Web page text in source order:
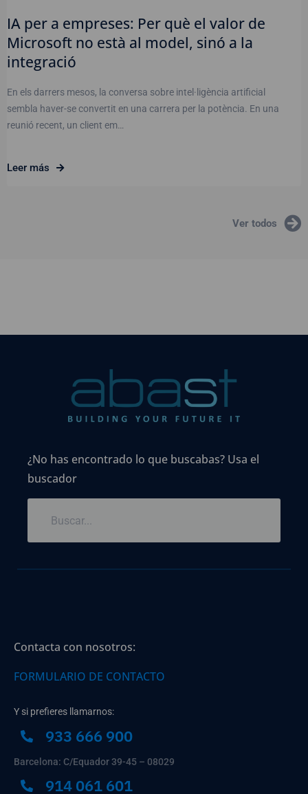
IA per a empreses: Per què el valor de
Microsoft no està al model, sinó a la
integració
En els darrers mesos, la conversa sobre intel·ligència artificial
sembla haver-se convertit en una carrera per la potència. En una
reunió recent, un client em…
Leer más
Ver todos
¿No has encontrado lo que buscabas? Usa el
buscador
Contacta con nosotros:
FORMULARIO DE CONTACTO
Y si prefieres llamarnos:
933 666 900
Barcelona: C/Equador 39-45 – 08029
914 061 601